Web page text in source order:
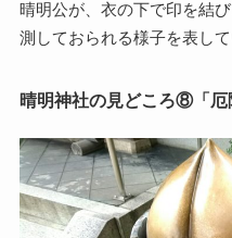
晴明公が、衣の下で印を結
測しておられる様子を表して
晴明神社の見どころ⑧「厄